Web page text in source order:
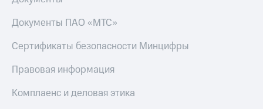
Документы ПАО «МТС»
Сертификаты безопасности Минцифры
Правовая информация
Комплаенс и деловая этика